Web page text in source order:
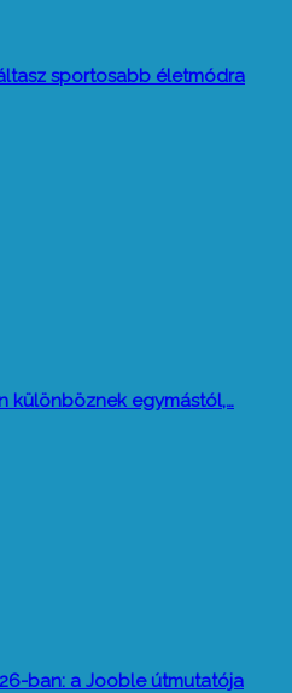
sportosabb életmódra
különböznek egymástól,…
ban: a Jooble útmutatója